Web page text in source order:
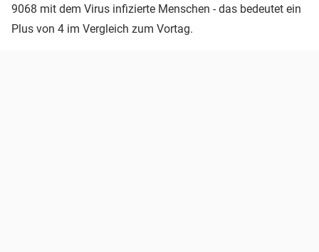
9068 mit dem Virus infizierte Menschen - das bedeutet ein
Plus von 4 im Vergleich zum Vortag.